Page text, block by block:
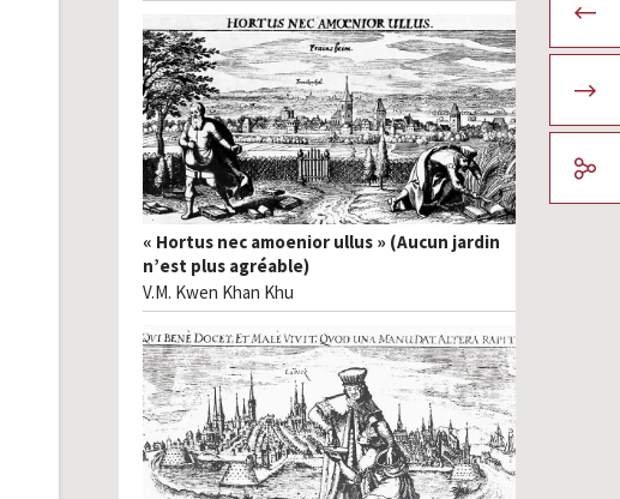
« Hortus nec amoenior ullus » (Aucun jardin
n’est plus agréable)
V.M. Kwen Khan Khu